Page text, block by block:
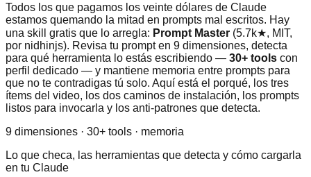
Todos los que pagamos los veinte dólares de Claude
estamos quemando la mitad en prompts mal escritos. Hay
una skill gratis que lo arregla: Prompt Master (5.7k★, MIT,
por nidhinjs). Revisa tu prompt en 9 dimensiones, detecta
para qué herramienta lo estás escribiendo — 30+ tools con
perfil dedicado — y mantiene memoria entre prompts para
que no te contradigas tú solo. Aquí está el porqué, los tres
ítems del video, los dos caminos de instalación, los prompts
listos para invocarla y los anti-patrones que detecta.
9 dimensiones · 30+ tools · memoria
Lo que checa, las herramientas que detecta y cómo cargarla
en tu Claude